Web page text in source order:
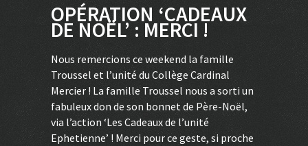
OPÉRATION ‘CADEAUX
DE NOËL’ : MERCI !
Nous remercions ce weekend la famille
Troussel et l’unité du Collège Cardinal
Mercier ! La famille Troussel nous a sorti un
fabuleux don de son bonnet de Père-Noël,
via l’action ‘Les Cadeaux de l’unité
Ephetienne’ ! Merci pour ce geste, si proche